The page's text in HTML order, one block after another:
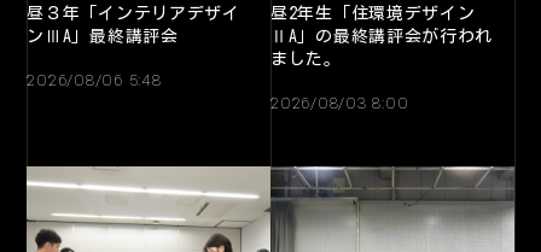
昼３年「インテリアデザイ
ンⅢA」最終講評会
2026/08/06 5:48
昼2年生「住環境デザイン
ⅡA」の最終講評会が行われ
ました。
2026/08/03 8:00